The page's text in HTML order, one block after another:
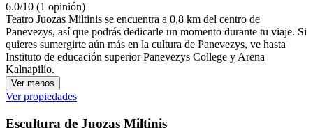
6.0/10 (1 opinión)
Teatro Juozas Miltinis se encuentra a 0,8 km del centro de
Panevezys, así que podrás dedicarle un momento durante tu viaje. Si
quieres sumergirte aún más en la cultura de Panevezys, ve hasta
Instituto de educación superior Panevezys College y Arena
Kalnapilio.
Ver menos
Ver propiedades
Escultura de Juozas Miltinis